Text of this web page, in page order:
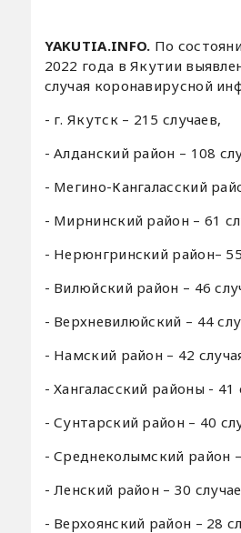
YAKUTIA.INFO. По
2022 года в Якутии
случая коронавирусной
- г. Якутск – 215 случаев,
- Алданский район – 108
- Мегино-Кангаласский
- Мирнинский район – 61
- Нерюнгринский район–
- Вилюйский район – 46
- Верхневилюйский – 44
- Намский район – 42
- Хангаласский районы - 41
- Сунтарский район – 40
- Среднеколымский район
- Ленский район – 30
- Верхоянский район – 28